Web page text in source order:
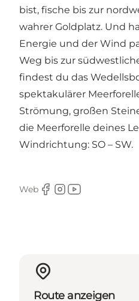
bist, fische bis zur
wahrer Goldplatz. Und
Energie und der Wind
Weg bis zur
findest du das
spektakulärer
Strömung, großen
die Meerforelle deines
Windrichtung: SO – SW.
Web
Facebook
Instagram
Youtube
Route anzeigen